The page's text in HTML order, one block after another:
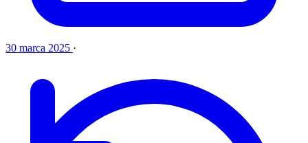
30 marca 2025 ·